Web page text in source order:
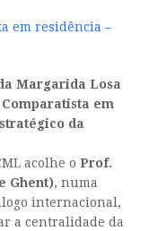
em residência –
Margarida Losa
em
da
acolhe oProf.
Ghent), numa
internacional,
a centralidade da